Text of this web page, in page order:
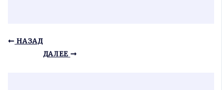
НАЗАД
ДАЛЕЕ